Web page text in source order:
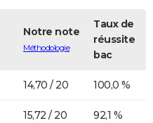
Notre note
Méthodologie
Taux de
réussite
bac
14,70 / 20 100,0 %
15,72 / 20 92,1 %